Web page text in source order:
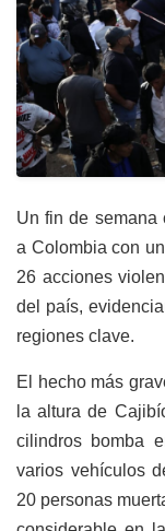
Un fin de semana
a Colombia con
26 acciones
del país,
regiones clave.
El hecho más
la altura de
cilindros bomba
varios vehículos
20 personas